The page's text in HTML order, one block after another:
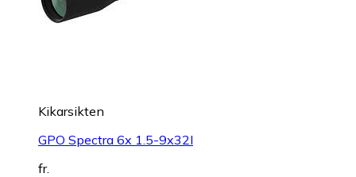
Kikarsikten
GPO Spectra 6x 1.5-9x32I
fr.